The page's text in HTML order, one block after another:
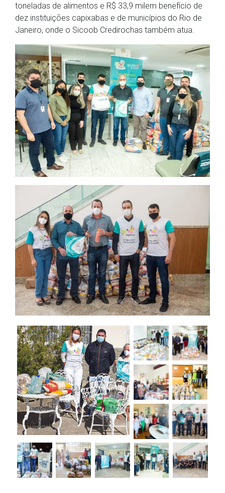
toneladas de alimentos e R$ 33,9 milem benefício de
dez instituições capixabas e de municípios do Rio de
Janeiro, onde o Sicoob Credirochas também atua.